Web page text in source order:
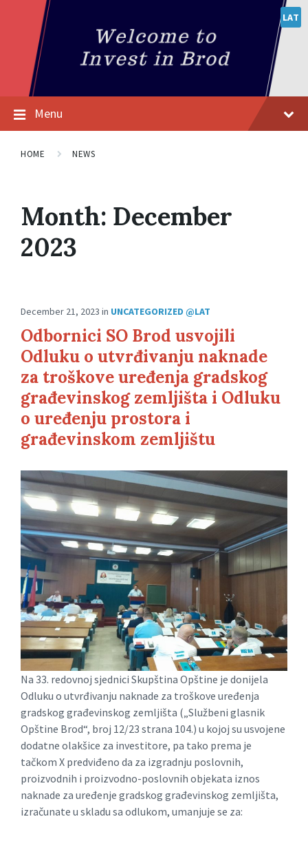
LAT
Menu
HOME NEWS
Month: December
2023
December 21, 2023 in UNCATEGORIZED @LAT
Odbornici SO Brod usvojili
Odluku o utvrđivanju naknade
za troškove uređenja gradskog
građevinskog zemljišta i Odluku
o uređenju prostora i
građevinskom zemljištu
Na 33. redovnoj sjednici Skupština Opštine je donijela
Odluku o utvrđivanju naknade za troškove uređenja
gradskog građevinskog zemljišta („Službeni glasnik
Opštine Brod“, broj 12/23 strana 104.) u kojoj su usvojene
dodatne olakšice za investitore, pa tako prema je
tačkom X predviđeno da za izgradnju poslovnih,
proizvodnih i proizvodno-poslovnih objekata iznos
naknade za uređenje gradskog građevinskog zemljišta,
izračunate u skladu sa odlukom, umanjuje se za: